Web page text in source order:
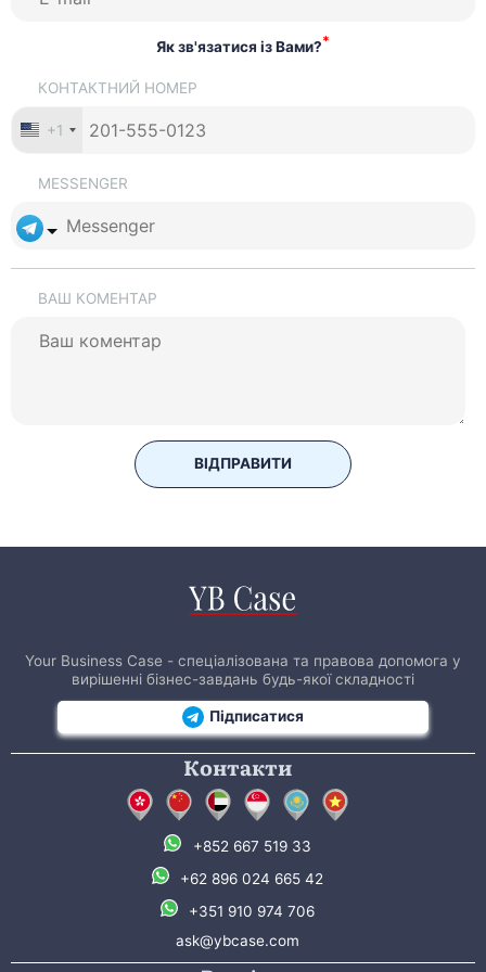
Як зв'язатися із Вами?*
КОНТАКТНИЙ НОМЕР
+1
MESSENGER
ВАШ КОМЕНТАР
ВІДПРАВИТИ
Your Business Case - спеціалізована та правова допомога у
вирішенні бізнес-завдань будь-якої складності
Підписатися
Контакти
+852 667 519 33
+62 896 024 665 42
+351 910 974 706
ask@ybcase.com